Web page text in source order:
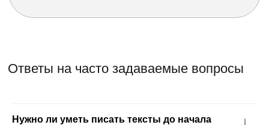
Нужно ли уметь писать тексты до начала